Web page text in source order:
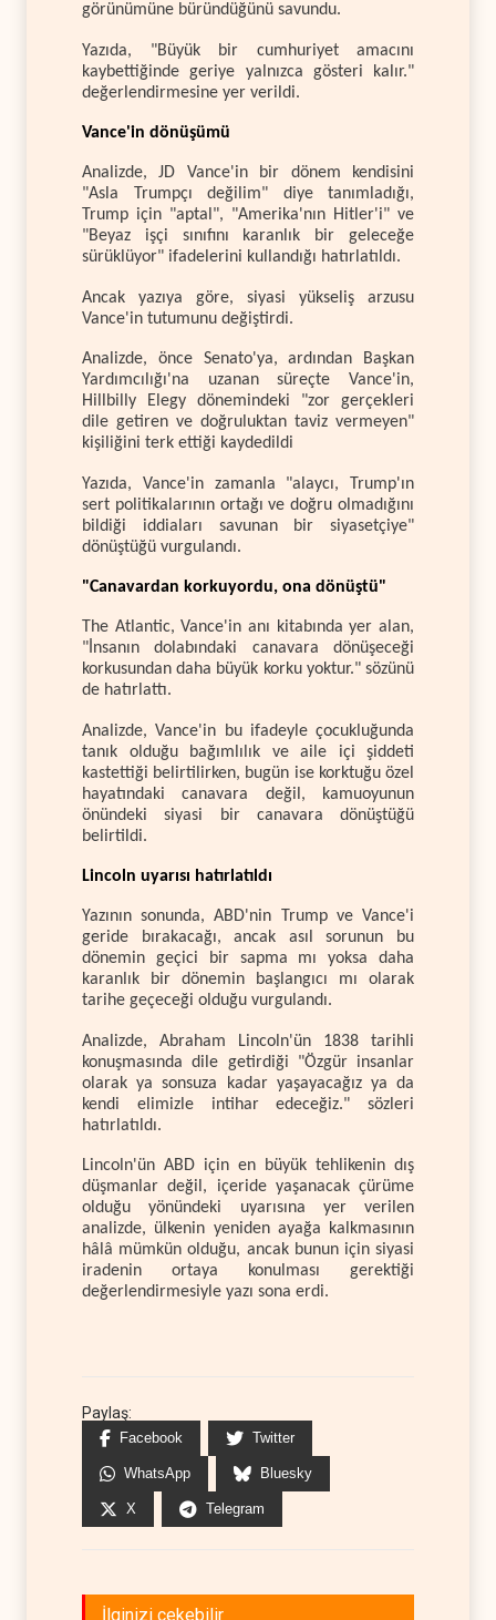
görünümüne büründüğünü savundu.
Yazıda, "Büyük bir cumhuriyet amacını
kaybettiğinde geriye yalnızca gösteri kalır."
değerlendirmesine yer verildi.
Vance'in dönüşümü
Analizde, JD Vance'in bir dönem kendisini
"Asla Trumpçı değilim" diye tanımladığı,
Trump için "aptal", "Amerika'nın Hitler'i" ve
"Beyaz işçi sınıfını karanlık bir geleceğe
sürüklüyor" ifadelerini kullandığı hatırlatıldı.
Ancak yazıya göre, siyasi yükseliş arzusu
Vance'in tutumunu değiştirdi.
Analizde, önce Senato'ya, ardından Başkan
Yardımcılığı'na uzanan süreçte Vance'in,
Hillbilly Elegy dönemindeki "zor gerçekleri
dile getiren ve doğruluktan taviz vermeyen"
kişiliğini terk ettiği kaydedildi
Yazıda, Vance'in zamanla "alaycı, Trump'ın
sert politikalarının ortağı ve doğru olmadığını
bildiği iddiaları savunan bir siyasetçiye"
dönüştüğü vurgulandı.
"Canavardan korkuyordu, ona dönüştü"
The Atlantic, Vance'in anı kitabında yer alan,
"İnsanın dolabındaki canavara dönüşeceği
korkusundan daha büyük korku yoktur." sözünü
de hatırlattı.
Analizde, Vance'in bu ifadeyle çocukluğunda
tanık olduğu bağımlılık ve aile içi şiddeti
kastettiği belirtilirken, bugün ise korktuğu özel
hayatındaki canavara değil, kamuoyunun
önündeki siyasi bir canavara dönüştüğü
belirtildi.
Lincoln uyarısı hatırlatıldı
Yazının sonunda, ABD'nin Trump ve Vance'i
geride bırakacağı, ancak asıl sorunun bu
dönemin geçici bir sapma mı yoksa daha
karanlık bir dönemin başlangıcı mı olarak
tarihe geçeceği olduğu vurgulandı.
Analizde, Abraham Lincoln'ün 1838 tarihli
konuşmasında dile getirdiği "Özgür insanlar
olarak ya sonsuza kadar yaşayacağız ya da
kendi elimizle intihar edeceğiz." sözleri
hatırlatıldı.
Lincoln'ün ABD için en büyük tehlikenin dış
düşmanlar değil, içeride yaşanacak çürüme
olduğu yönündeki uyarısına yer verilen
analizde, ülkenin yeniden ayağa kalkmasının
hâlâ mümkün olduğu, ancak bunun için siyasi
iradenin ortaya konulması gerektiği
değerlendirmesiyle yazı sona erdi.
Paylaş:
Facebook Twitter
WhatsApp Bluesky
X Telegram
İlginizi çekebilir